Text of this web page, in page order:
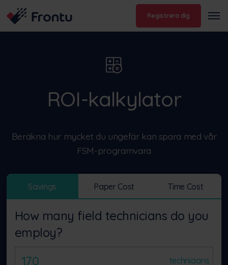
Registrera dig
ROI-kalkylator
Beräkna hur mycket du ungefär kan spara med vår
FSM-programvara
Savings Paper Cost Time Cost
How many field technicians do you
employ?
technicians